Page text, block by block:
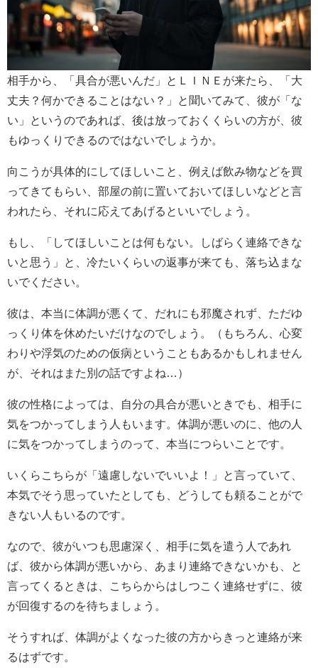
相手から、「具合が悪いんだ」とＬＩＮＥが来たら、「大
丈夫？何かできることはない？」と聞いてみて、彼が「な
い」というのであれば、後は放っておくくらいの方が、彼
もゆっくりできるのではないでしょうか。
向こうが具体的にしてほしいこと、例えば飲み物などを買
ってきてもらい、部屋の前に置いておいてほしいなどと言
われたら、それに応えてあげるといいでしょう。
もし、「してほしいことは何もない。しばらく連絡できな
いと思う」と、冷たいくらいの返事が来ても、落ち込まな
いでください。
彼は、本当に体調が悪くて、だれにも邪魔されず、ただゆ
っくり体を休めたいだけなのでしょう。（もちろん、心変
わりや浮気のための仮病ということもあるかもしれません
が、それはまた別の話ですよね…）
彼の性格によっては、自分の具合が悪いときでも、相手に
気をつかってしまう人もいます。体調が悪いのに、他の人
に気をつかってしまうのって、本当につらいことです。
いくらこちらが「遠慮しないでいいよ！」と言っていて、
本気でそう思っていたとしても、どうしても頼ることがで
きない人もいるのです。
なので、彼がいつも思慮深く、相手に気を遣う人であれ
ば、彼から体調が悪いから、あまり連絡できないかも、と
言ってくるときは、こちらからはしつこく連絡せずに、彼
が回復するのを待ちましょう。
そうすれば、体調がよくなった彼の方からきっと連絡が来
るはずです。